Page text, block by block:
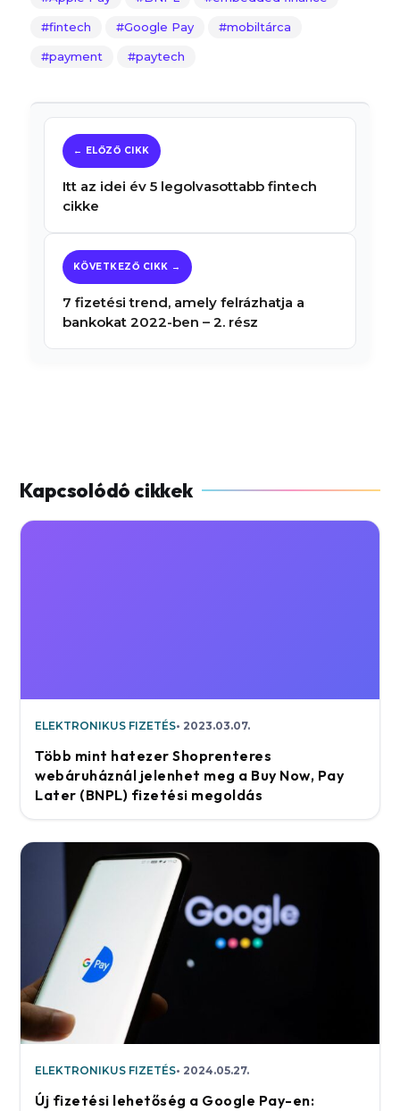
fintech Google Pay mobiltárca
payment paytech
Itt az idei év 5 legolvasottabb fintech
cikke
7 fizetési trend, amely felrázhatja a
bankokat 2022-ben – 2. rész
ELEKTRONIKUS FIZETÉS 2023.03.07.
Több mint hatezer Shoprenteres
webáruháznál jelenhet meg a Buy Now, Pay
Later (BNPL) fizetési megoldás
ELEKTRONIKUS FIZETÉS 2024.05.27.
Új fizetési lehetőség a Google Pay-en: